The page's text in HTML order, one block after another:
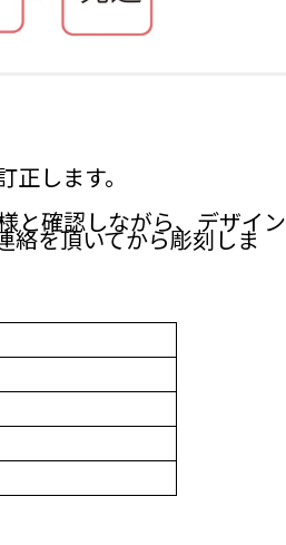
します。
と確認しながら、デザイン
絡を頂いてから彫刻しま